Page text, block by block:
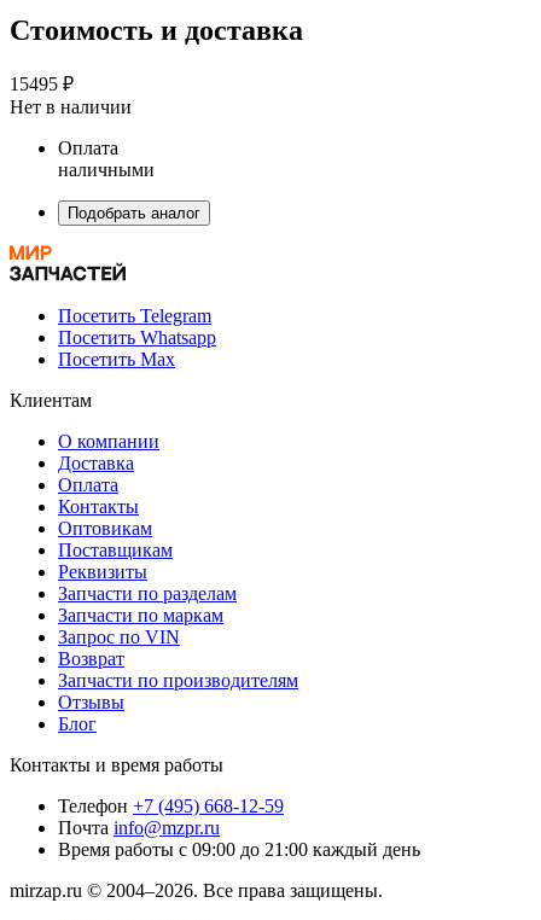
Стоимость и доставка
15495 ₽
Нет в наличии
Оплата
наличными
Подобрать аналог
Посетить Telegram
Посетить Whatsapp
Посетить Max
Клиентам
О компании
Доставка
Оплата
Контакты
Оптовикам
Поставщикам
Реквизиты
Запчасти по разделам
Запчасти по маркам
Запрос по VIN
Возврат
Запчасти по производителям
Отзывы
Блог
Контакты и время работы
Телефон +7 (495) 668-12-59
Почта info@mzpr.ru
Время работы с 09:00 до 21:00 каждый день
mirzap.ru © 2004–2026. Все права защищены.